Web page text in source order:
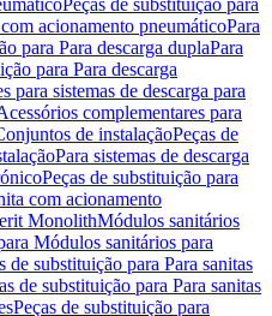
Peças de substituição para
acionamento pneumáticoPara
para Para descarga duplaPara
para Para descarga
para sistemas de descarga para
complementares para
de instalaçãoPeças de
Para sistemas de descarga
Peças de substituição para
com acionamento
MonolithMódulos sanitários
Módulos sanitários para
de substituição para Para sanitas
de substituição para Para sanitas
Peças de substituição para